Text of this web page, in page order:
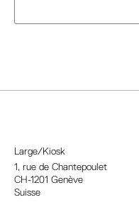
e
Large/Kiosk
1, rue de Chantepoulet
CH-1201 Genève
Suisse